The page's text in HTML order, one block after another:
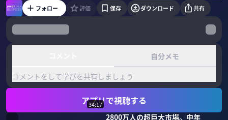
フォロー 評価 保存 ダウンロード 共有
自分メモ
コメントをして学びを共有しましょう
アプリで視聴する
34:17
2800万人の超巨大市場。中年